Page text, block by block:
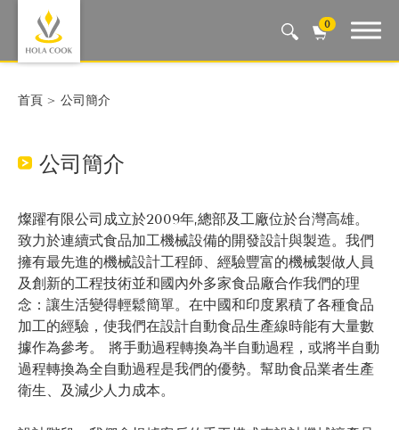
0
Auto Machine, Smart Life
首頁 公司簡介
公司簡介
燦躍有限公司成立於2009年,總部及工廠位於台灣高雄。
致力於連續式食品加工機械設備的開發設計與製造。我們
擁有最先進的機械設計工程師、經驗豐富的機械製做人員
及創新的工程技術並和國內外多家食品廠合作 我們的理
念：讓生活變得輕鬆簡單。在中國和印度累積了各種食品
加工的經驗，使我們在設計自動食品生產線時能有大量數
據作為參考。 將手動過程轉換為半自動過程，或將半自動
過程轉換為全自動過程是我們的優勢。幫助食品業者生產
衛生、及減少人力成本。